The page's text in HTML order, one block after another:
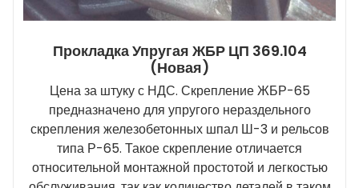
Прокладка Упругая ЖБР ЦП 369.104
(новая)
Цена за штуку с НДС. Скрепление ЖБР-65
предназначено для упругого нераздельного
скрепления железобетонных шпал Ш-3 и рельсов
типа Р-65. Такое скрепление отличается
относительной монтажной простотой и легкостью